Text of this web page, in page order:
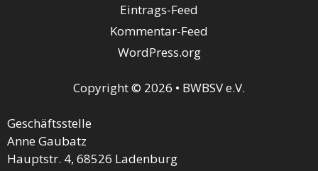
Eintrags-Feed
Kommentar-Feed
WordPress.org
Copyright © 2026 • BWBSV e.V.
Geschäftsstelle
Anne Gaubatz
Hauptstr. 4, 68526 Ladenburg